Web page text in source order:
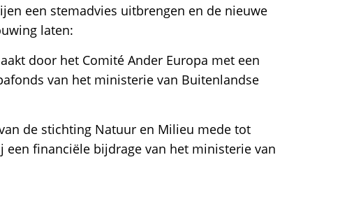
een stemadvies uitbrengen en de nieuwe
laten:
door het Comité Ander Europa met een
van het ministerie van Buitenlandse
de stichting Natuur en Milieu mede tot
een financiële bijdrage van het ministerie van